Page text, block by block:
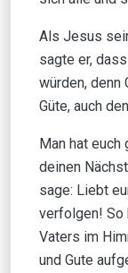
Als Jesus
sagte er,
würden,
Güte, auch
Man hat euch
deinen
sage: Liebt
verfolgen! So
Vaters im
und Gute